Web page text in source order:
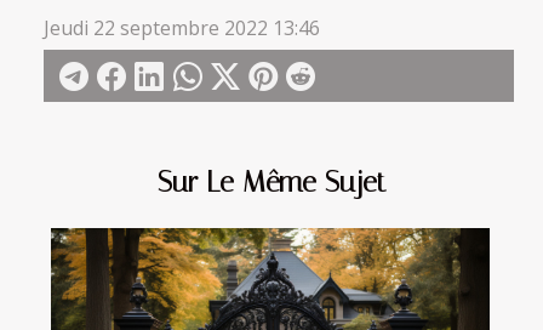
Sur Le Même Sujet
Jeudi 22 septembre 2022 13:46